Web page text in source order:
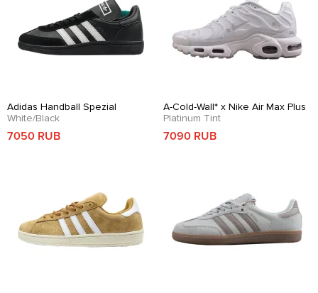
Adidas Handball Spezial
White/Black
7050 RUB
A-Cold-Wall* x Nike Air Max Plus
Platinum Tint
7090 RUB